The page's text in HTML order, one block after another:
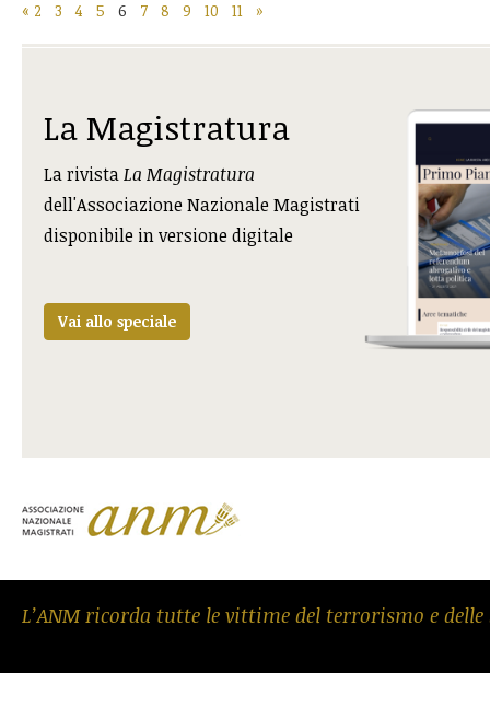
« 2 3 4 5 6 7 8 9 10 11 »
La Magistratura
La rivistaLa Magistratura
dell'Associazione Nazionale Magistrati
disponibile in versione digitale
Vai allo speciale
L’ANM ricorda tutte le vittime del terrorismo e